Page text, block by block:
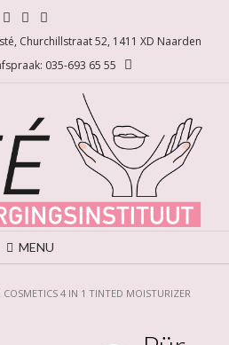
Churchillstraat 52, 1411 XD Naarden
035-693 65 55
MENU
COSMETICS 4 IN 1 TINTED MOISTURIZER